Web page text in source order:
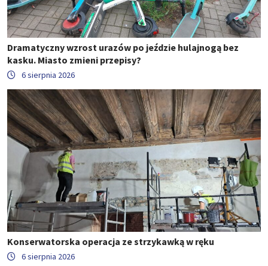
Dramatyczny wzrost urazów po jeździe hulajnogą bez
kasku. Miasto zmieni przepisy?
6 sierpnia 2026
Konserwatorska operacja ze strzykawką w ręku
6 sierpnia 2026